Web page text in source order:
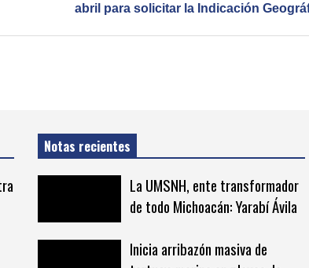
abril para solicitar la Indicación
Notas recientes
La UMSNH, ente transformador
de todo Michoacán: Yarabí Ávila
Inicia arribazón masiva de